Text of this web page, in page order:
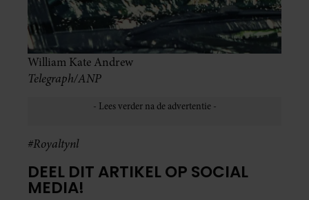
William Kate Andrew
Telegraph/ANP
#Royaltynl
DEEL DIT ARTIKEL OP SOCIAL
MEDIA!